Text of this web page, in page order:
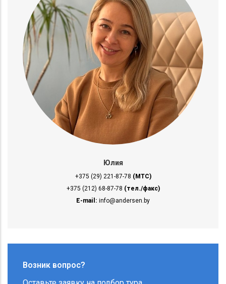
Юлия
+375 (29) 221-87-78 (МТС)
+375 (212) 68-87-78 (тел./факс)
E-mail: info@andersen.by
Возник вопрос?